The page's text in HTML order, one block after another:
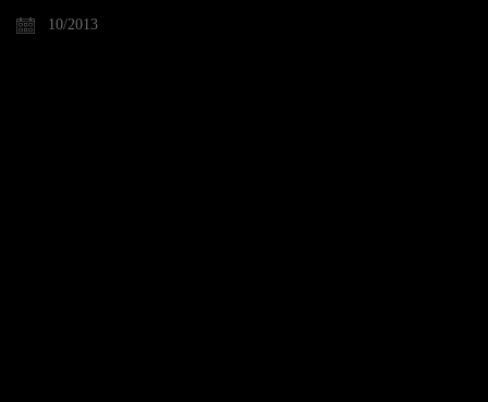
10/2013